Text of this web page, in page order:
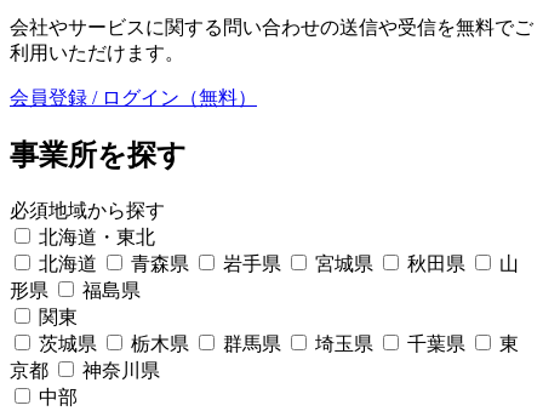
会社やサービスに関する問い合わせの送信や受信を無料でご
利用いただけます。
会員登録 / ログイン（無料）
事業所を探す
必須地域から探す
北海道・東北
北海道
青森県 岩手県 宮城県 秋田県
山
形県
福島県
関東
茨城県
栃木県 群馬県 埼玉県 千葉県
東
京都
神奈川県
中部